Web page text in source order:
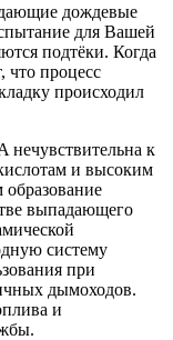
дождевые
для Вашей
подтёки. Когда
что процесс
происходил
нечувствительна к
и высоким
образование
выпадающего
систему
при
дымоходов.
и